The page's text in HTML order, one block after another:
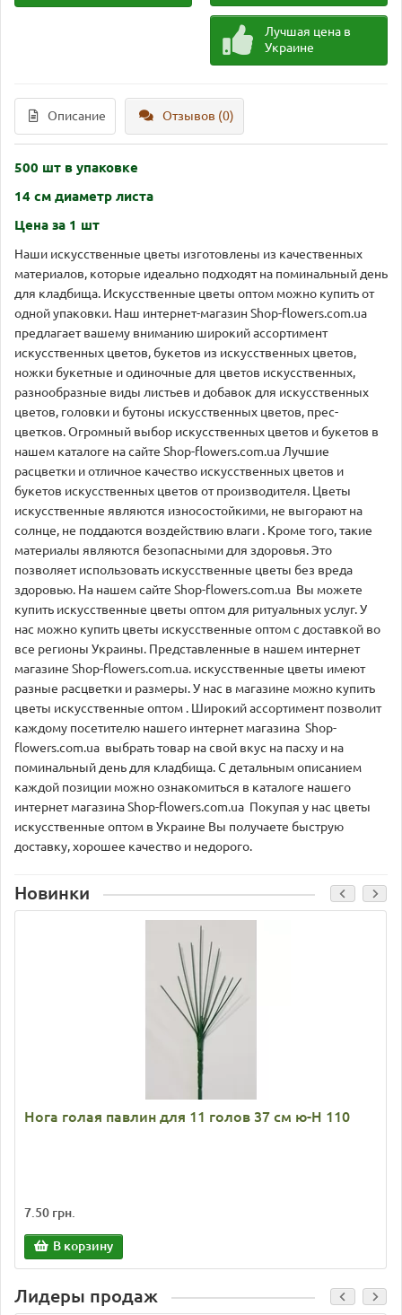
Лучшая цена в
Украине
Описание Отзывов (0)
500 шт в упаковке
14 см диаметр листа
Цена за 1 шт
Наши искусственные цветы изготовлены из качественных
материалов, которые идеально подходят на поминальный день
для кладбища. Искусственные цветы оптом можно купить от
одной упаковки. Наш интернет-магазин Shop-flowers.com.ua
предлагает вашему вниманию широкий ассортимент
искусственных цветов, букетов из искусственных цветов,
ножки букетные и одиночные для цветов искусственных,
разнообразные виды листьев и добавок для искусственных
цветов, головки и бутоны искусственных цветов, прес-
цветков. Огромный выбор искусственных цветов и букетов в
нашем каталоге на сайте Shop-flowers.com.ua Лучшие
расцветки и отличное качество искусственных цветов и
букетов искусственных цветов от производителя. Цветы
искусственные являются износостойкими, не выгорают на
солнце, не поддаются воздействию влаги . Кроме того, такие
материалы являются безопасными для здоровья. Это
позволяет использовать искусственные цветы без вреда
здоровью. На нашем сайте Shop-flowers.com.ua Вы можете
купить искусственные цветы оптом для ритуальных услуг. У
нас можно купить цветы искусственные оптом с доставкой во
все регионы Украины. Представленные в нашем интернет
магазине Shop-flowers.com.ua. искусственные цветы имеют
разные расцветки и размеры. У нас в магазине можно купить
цветы искусственные оптом . Широкий ассортимент позволит
каждому посетителю нашего интернет магазина Shop-
flowers.com.ua выбрать товар на свой вкус на пасху и на
поминальный день для кладбища. С детальным описанием
каждой позиции можно ознакомиться в каталоге нашего
интернет магазина Shop-flowers.com.ua Покупая у нас цветы
искусственные оптом в Украине Вы получаете быструю
доставку, хорошее качество и недорого.
Новинки
Нога голая павлин для 11 голов 37 см ю-Н 110
7.50 грн.
В корзину
Лидеры продаж